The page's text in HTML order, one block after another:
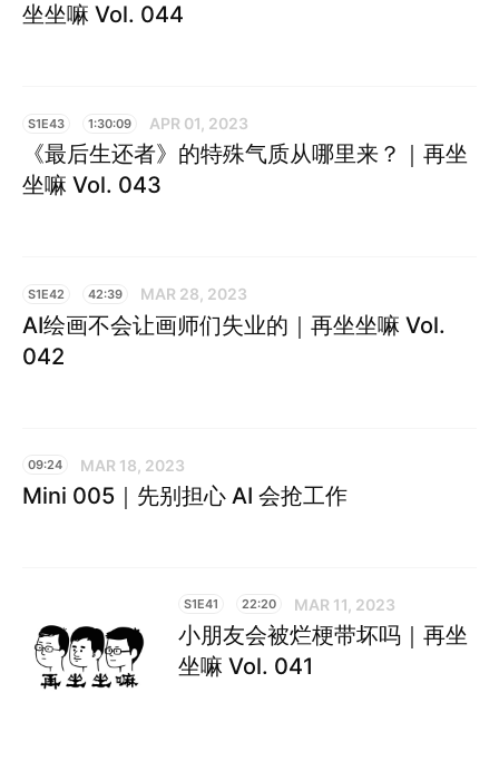
坐坐嘛 Vol. 044
S1E43 1:30:09 APR 01, 2023
《最后生还者》的特殊气质从哪里来？｜再坐
坐嘛 Vol. 043
S1E42 42:39 MAR 28, 2023
AI绘画不会让画师们失业的｜再坐坐嘛 Vol.
042
09:24 MAR 18, 2023
Mini 005｜先别担心 AI 会抢工作
S1E41 22:20 MAR 11, 2023
小朋友会被烂梗带坏吗｜再坐
坐嘛 Vol. 041